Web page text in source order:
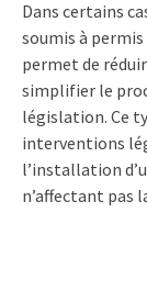
Dans certains
soumis à
permet de
simplifier le
législation. Ce
interventions
l’installation
n’affectant pas